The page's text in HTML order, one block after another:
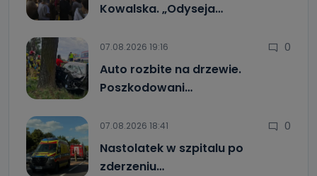
Kowalska. „Odyseja…
07.08.2026 19:16 0
Auto rozbite na drzewie.
Poszkodowani…
07.08.2026 18:41 0
Nastolatek w szpitalu po
zderzeniu…